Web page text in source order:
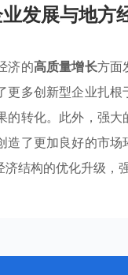
发展与地方
济的高质量增长方面
更多创新型企业扎
的转化。此外，强大
造了更加良好的市
结构的优化升级，